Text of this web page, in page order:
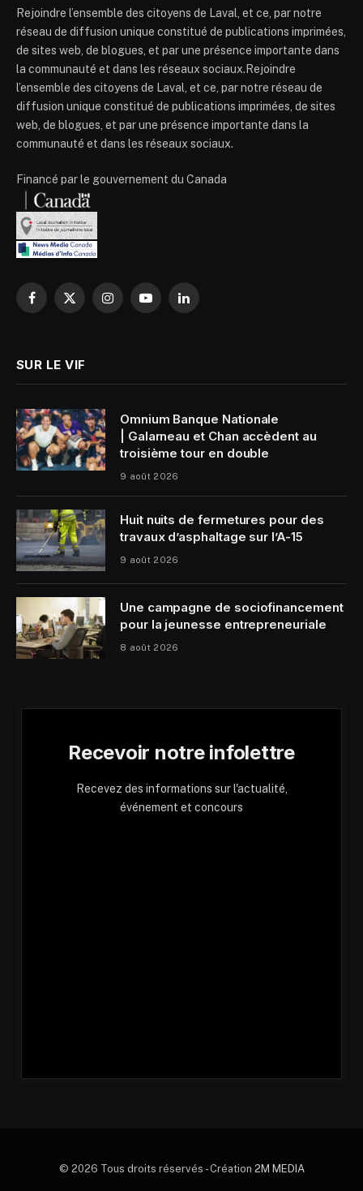
Rejoindre l’ensemble des citoyens de Laval, et ce, par notre
réseau de diffusion unique constitué de publications imprimées,
de sites web, de blogues, et par une présence importante dans
la communauté et dans les réseaux sociaux.Rejoindre
l’ensemble des citoyens de Laval, et ce, par notre réseau de
diffusion unique constitué de publications imprimées, de sites
web, de blogues, et par une présence importante dans la
communauté et dans les réseaux sociaux.
Financé par le gouvernement du Canada
Facebook
X
InstagramYouTubeLinkedIn
SUR LE VIF
Omnium Banque Nationale
| Galarneau et Chan accèdent au
troisième tour en double
9 août 2026
Huit nuits de fermetures pour des
travaux d’asphaltage sur l’A-15
9 août 2026
Une campagne de sociofinancement
pour la jeunesse entrepreneuriale
8 août 2026
Recevoir notre infolettre
Recevez des informations sur l'actualité,
événement et concours
© 2026 Tous droits réservés - Création 2M MEDIA